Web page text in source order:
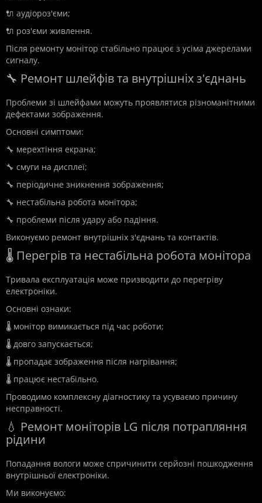
🔌 аудіороз'єми;
🔌 роз'єми живлення.
Після ремонту монітор стабільно працює з усіма джерелами
сигналу.
🔧 Ремонт шлейфів та внутрішніх з'єднань
Проблеми зі шлейфами можуть проявлятися різноманітними
дефектами зображення.
Основні симптоми:
🔧 мерехтіння екрана;
🔧 смуги на дисплеї;
🔧 періодичне зникнення зображення;
🔧 нестабільна робота монітора;
🔧 проблеми після удару або падіння.
Виконуємо ремонт внутрішніх з'єднань та контактів.
🌡️ Перегрів та нестабільна робота монітора
Тривала експлуатація може призводити до перегріву
електроніки.
Основні ознаки:
🌡️ монітор вимикається під час роботи;
🌡️ довго запускається;
🌡️ пропадає зображення після нагрівання;
🌡️ працює нестабільно.
Проводимо комплексну діагностику та усуваємо причину
несправності.
💧 Ремонт моніторів LG після потрапляння
рідини
Попадання вологи може спричинити серйозні пошкодження
внутрішньої електроніки.
Ми виконуємо: